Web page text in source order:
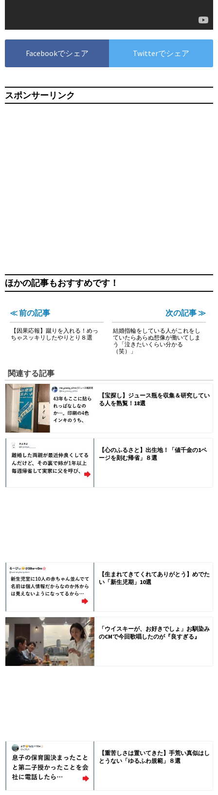
Facebookでシェア Twitterでシェア
スポンサーリンク
ほかの記事もおすすめです！
≪ 前の記事
【因果応報】蹴りを入れる！めっ
ちゃスッキリしたやりとり８選
次の記事 ≫
結婚指輪をしている人がこれをし
ていたらあらぬ想像が働いてしま
う「泣きたいくらい分かる
（笑）」
関連する記事
【宝探し】ジュース瓶を収集＆研究してい
る人を熟覧！18選
【心のふるさと】出生地！「値千金の1ペ
ージを刻む帰省」８選
【生まれてきてくれてありがとう】めでた
い「新生児期」10選
「ウイスキーが、お好きでしょ」お馴染み
のCMで今回歌唱したのが『良すぎる』
【重苦しさは置いてきた】手荒い真似はし
とうない「ゆるふわ規範」８選